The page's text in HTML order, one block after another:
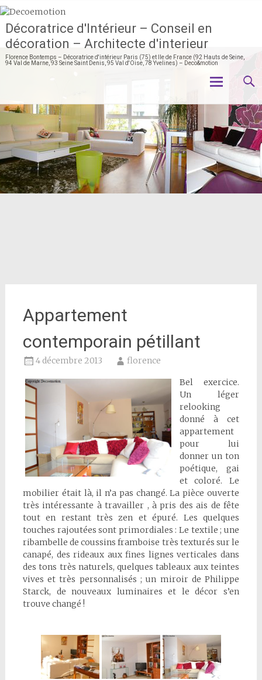
Décoratrice d'Intérieur – Conseil en
décoration – Architecte d'interieur
Florence Bontemps – Décoratrice d'intérieur Paris (75) et Ile de France (92 Hauts de Seine,
94 Val de Marne, 93 Seine Saint Denis, 95 Val d'Oise, 78 Yvelines) – Deco&motion
contenu
principal
Appartement
contemporain pétillant
4 décembre 2013 florence
Bel exercice.
Un léger
relooking
donné à cet
appartement
pour lui
donner un ton
poétique, gai
et coloré. Le
mobilier était là, il n’a pas changé. La pièce ouverte
très intéressante à travailler , à pris des ais de fête
tout en restant très zen et épuré. Les quelques
touches rajoutées sont primordiales : Le textile ; une
ribambelle de coussins framboise très texturés sur le
canapé, des rideaux aux fines lignes verticales dans
des tons très naturels, quelques tableaux aux teintes
vives et très personnalisés ; un miroir de Philippe
Starck, de nouveaux luminaires et le décor s’en
trouve changé !